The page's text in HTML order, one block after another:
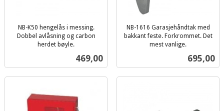
NB-K50 hengelås i messing.
Dobbel avlåsning og carbon
herdet bøyle.
Pris
469,00
NB-1616 Garasjehåndtak med
bakkant feste. Forkrommet. Det
mest vanlige.
Pris
695,00